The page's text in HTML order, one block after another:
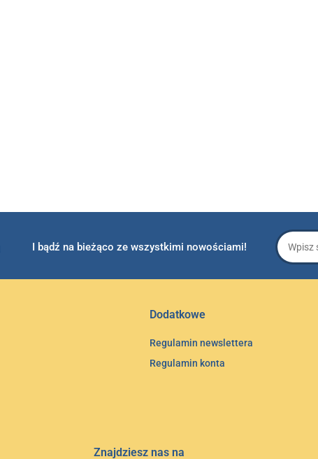
I bądź na bieżąco ze wszystkimi nowościami!
Dodatkowe
Regulamin newslettera
Regulamin konta
Znajdziesz nas na